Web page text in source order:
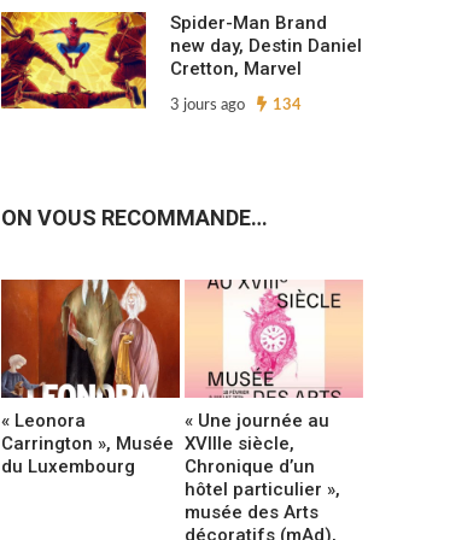
Spider-Man Brand
new day, Destin Daniel
Cretton, Marvel
3 jours ago 134
ON VOUS RECOMMANDE…
« Leonora
Carrington », Musée
du Luxembourg
« Une journée au
XVIIIe siècle,
Chronique d’un
hôtel particulier »,
musée des Arts
décoratifs (mAd),